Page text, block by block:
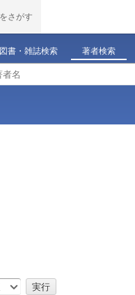
さがす
図書・雑誌検索 著者検索